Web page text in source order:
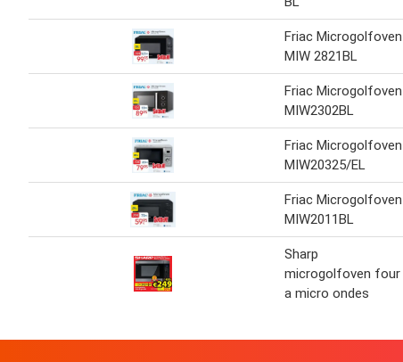
Friac Microgolfoven
MIW 2821BL
Friac Microgolfoven
MIW2302BL
Friac Microgolfoven
MIW20325/EL
Friac Microgolfoven
MIW2011BL
Sharp
microgolfoven four
a micro ondes